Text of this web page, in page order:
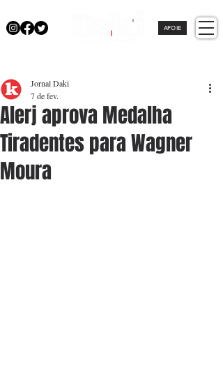
APOIE
Alerj aprova Medalha
Tiradentes para Wagner
Moura
Jornal Daki
7 de fev.